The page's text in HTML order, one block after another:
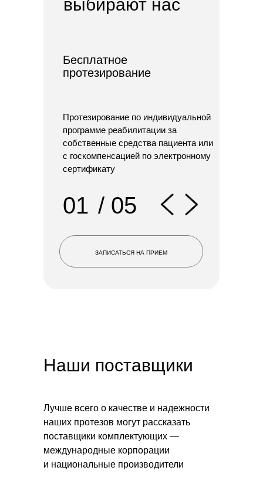
Современное протезирование
рук и ног для взрослых и детей
01
Бесплатное
протезирование
Протезирование по индивидуальной
программе реабилитации за
собственные средства пациента или
с госкомпенсацией по электронному
сертификату
и гарантия
Мы не занимаемся массовым
производством и разрабатываем
выбирают нас
/ 05
Наши поставщики
Лучше всего о качестве и надежности
наших протезов могут рассказать
поставщики комплектующих —
международные корпорации
и национальные производители